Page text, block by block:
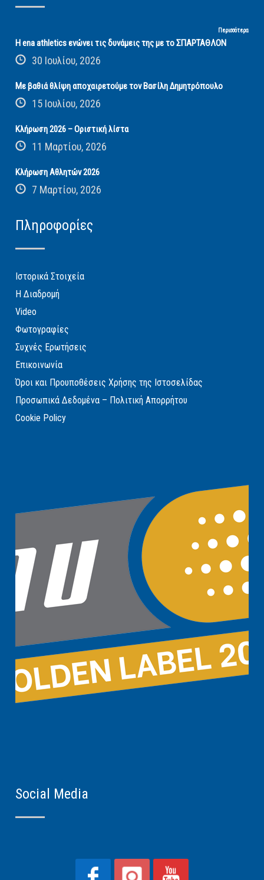
Περισσότερα
Η ena athletics ενώνει τις δυνάμεις της με το ΣΠΑΡΤΑΘΛΟΝ
30 Ιουλίου, 2026
Με βαθιά θλίψη αποχαιρετούμε τον Βασίλη Δημητρόπουλο
15 Ιουλίου, 2026
Κλήρωση 2026 – Οριστική λίστα
11 Μαρτίου, 2026
Κλήρωση Αθλητών 2026
7 Μαρτίου, 2026
Πληροφορίες
Ιστορικά Στοιχεία
Η Διαδρομή
Video
Φωτογραφίες
Συχνές Ερωτήσεις
Επικοινωνία
Όροι και Προυποθέσεις Χρήσης της Ιστοσελίδας
Προσωπικά Δεδομένα – Πολιτική Απορρήτου
Cookie Policy
Social Media